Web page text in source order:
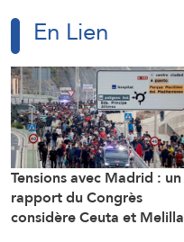
En Lien
Tensions avec Madrid : un
rapport du Congrès
considère Ceuta et Melilla